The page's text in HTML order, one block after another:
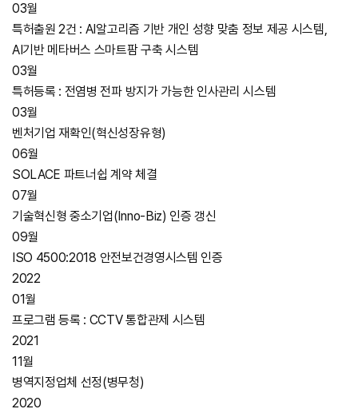
03월
특허출원 2건 : AI알고리즘 기반 개인 성향 맞춤 정보 제공 시스템,
AI기반 메타버스 스마트팜 구축 시스템
03월
특허등록 : 전염병 전파 방지가 가능한 인사관리 시스템
03월
벤처기업 재확인(혁신성장유형)
06월
SOLACE 파트너쉽 계약 체결
07월
기술혁신형 중소기업(Inno-Biz) 인증 갱신
09월
ISO 4500:2018 안전보건경영시스템 인증
2022
01월
프로그램 등록 : CCTV 통합관제 시스템
2021
11월
병역지정업체 선정(병무청)
2020